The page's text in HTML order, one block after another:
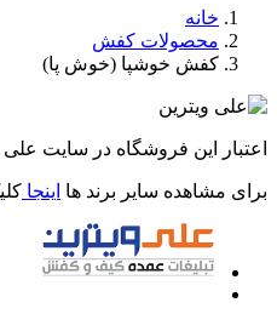
خانه
محصولات کفش
کفش خوشپا (خوش پا)
اعتبار این فروشگاه در سایت
برای مشاهده سایر برند ها اینجا